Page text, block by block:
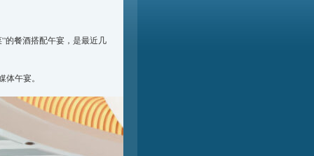
的餐酒搭配午宴，是最近几
午宴。